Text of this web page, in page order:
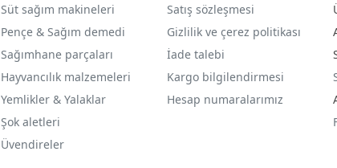
Süt sağım makineleri
Pençe & Sağım demedi
Sağımhane parçaları
Hayvancılık malzemeleri
Yemlikler & Yalaklar
Şok aletleri
Üvendireler
Satış sözleşmesi
Gizlilik ve çerez politikası
İade talebi
Kargo bilgilendirmesi
Hesap numaralarımız